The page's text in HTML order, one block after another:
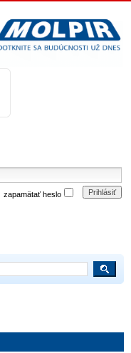
Prihlásiť
zapamätať heslo